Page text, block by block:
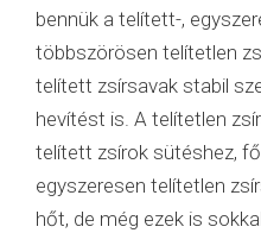
bennük a telített-,
többszörösen telítetlen
telített zsírsavak stabil
hevítést is. A telítetlen
telített zsírok sütéshez,
egyszeresen telítetlen
hőt, de még ezek is